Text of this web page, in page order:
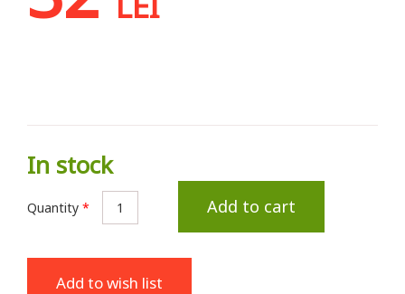
In stock
Quantity * Add to cart
Add to wish list